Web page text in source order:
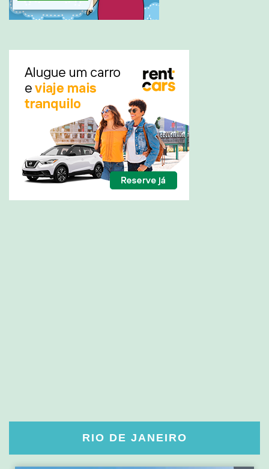
RIO DE JANEIRO